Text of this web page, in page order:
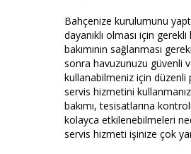
Bahçenize kurulumunu
dayanıklı olması için
bakımının sağlanması
sonra havuzunuzu güvenli
kullanabilmeniz için
servis hizmetini
bakımı, tesisatlarına
kolayca etkilenebilmeleri
servis hizmeti işinize çok